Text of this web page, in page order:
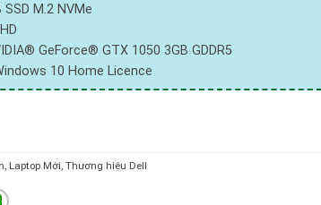
SSD M.2 NVMe
GeForce® GTX 1050 3GB GDDR5
10 Home Licence
Laptop Mới Thương hiệu Dell